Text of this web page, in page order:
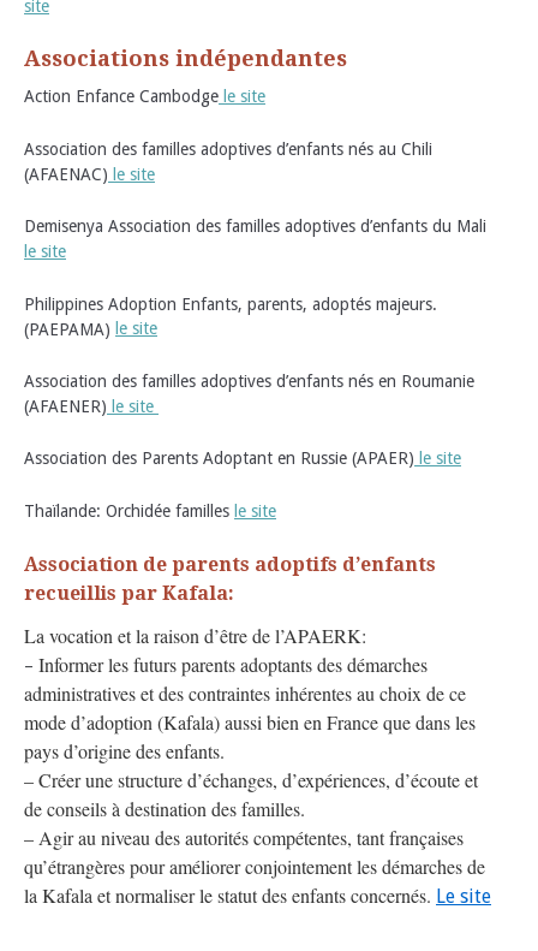
site
Associations indépendantes
Action Enfance Cambodge le site
Association des familles adoptives d’enfants nés au Chili
(AFAENAC) le site
Demisenya Association des familles adoptives d’enfants du Mali
le site
Philippines Adoption Enfants, parents, adoptés majeurs.
(PAEPAMA) le site
Association des familles adoptives d’enfants nés en Roumanie
(AFAENER) le site
Association des Parents Adoptant en Russie (APAER) le site
Thaïlande: Orchidée familles le site
Association de parents adoptifs d’enfants
recueillis par Kafala:
La vocation et la raison d’être de l’APAERK:
– Informer les futurs parents adoptants des démarches
administratives et des contraintes inhérentes au choix de ce
mode d’adoption (Kafala) aussi bien en France que dans les
pays d’origine des enfants.
– Créer une structure d’échanges, d’expériences, d’écoute et
de conseils à destination des familles.
– Agir au niveau des autorités compétentes, tant françaises
qu’étrangères pour améliorer conjointement les démarches de
la Kafala et normaliser le statut des enfants concernés. Le site